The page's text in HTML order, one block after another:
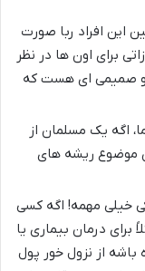
این افراد ربا صورت
برای اون ها در نظر
و صمیمی ای هست که
اگه یک مسلمان از
موضوع ریشه های
خیلی مهمه! اگه کسی
برای درمان بیماری یا
از نزول خور پول